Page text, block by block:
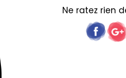
Ne ratez rien